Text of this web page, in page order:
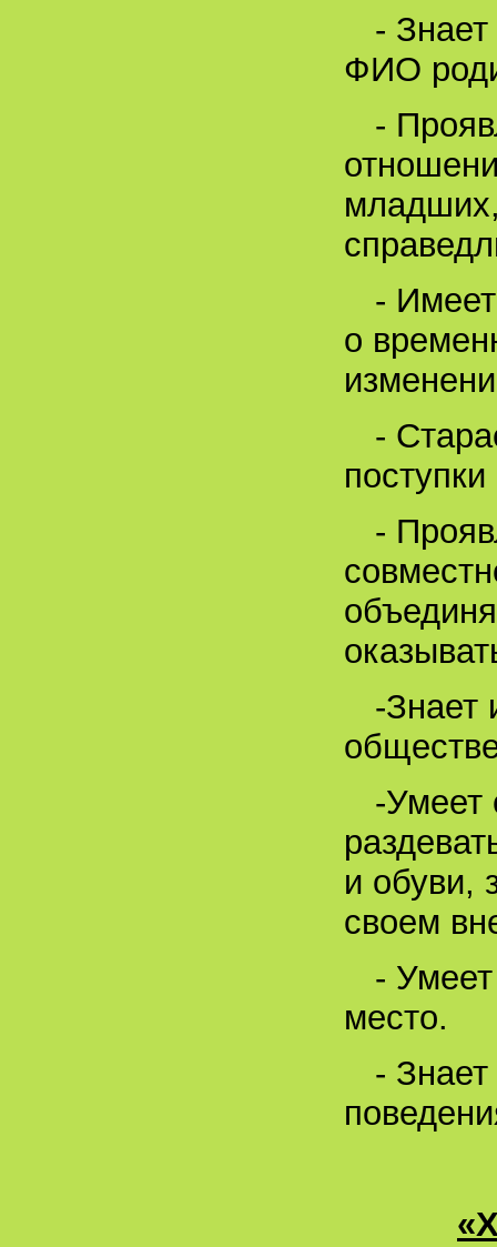
-
ФИО
-
младших,
-
о
-
-
-Знает
-Умеет
и обуви,
своем
-
место.
-